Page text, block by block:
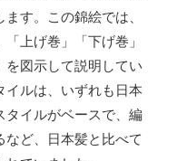
す。この錦絵では、
上げ巻」「下げ巻」
を図示して説明してい
イルは、いずれも日本
タイルがベースで、編
など、日本髪と比べて